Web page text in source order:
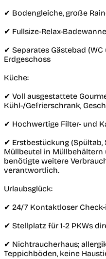
✔︎ Bodengleiche, große
✔︎ Fullsize-Relax-Badewanne
✔︎ Separates Gästebad
Erdgeschoss
Küche:
✔︎ Voll ausgestattete
Kühl-/Gefrierschrank,
✔︎ Hochwertige Filter- und
✔︎ Erstbestückung (Spültab,
Müllbeutel in Müllbehältern
benötigte weitere
verantwortlich.
Urlaubsglück:
✔︎ 24/7 Kontaktloser
✔︎ Stellplatz für 1-2 PKWs
✔︎ Nichtraucherhaus;
Teppichböden, keine